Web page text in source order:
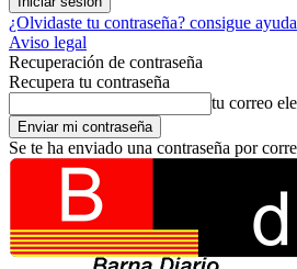
¿Olvidaste tu contraseña? consigue ayuda
Aviso legal
Recuperación de contraseña
Recupera tu contraseña
tu correo
Se te ha enviado una contraseña por